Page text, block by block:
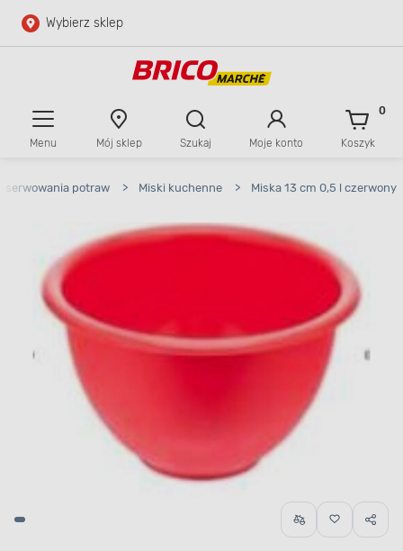
Przejdź do głównej zawartości
Wybierz sklep
Menu Mój sklep Szukaj Moje konto Koszyk
0
serwowania potraw > Miski kuchenne > Miska 13 cm 0,5 l czerwony